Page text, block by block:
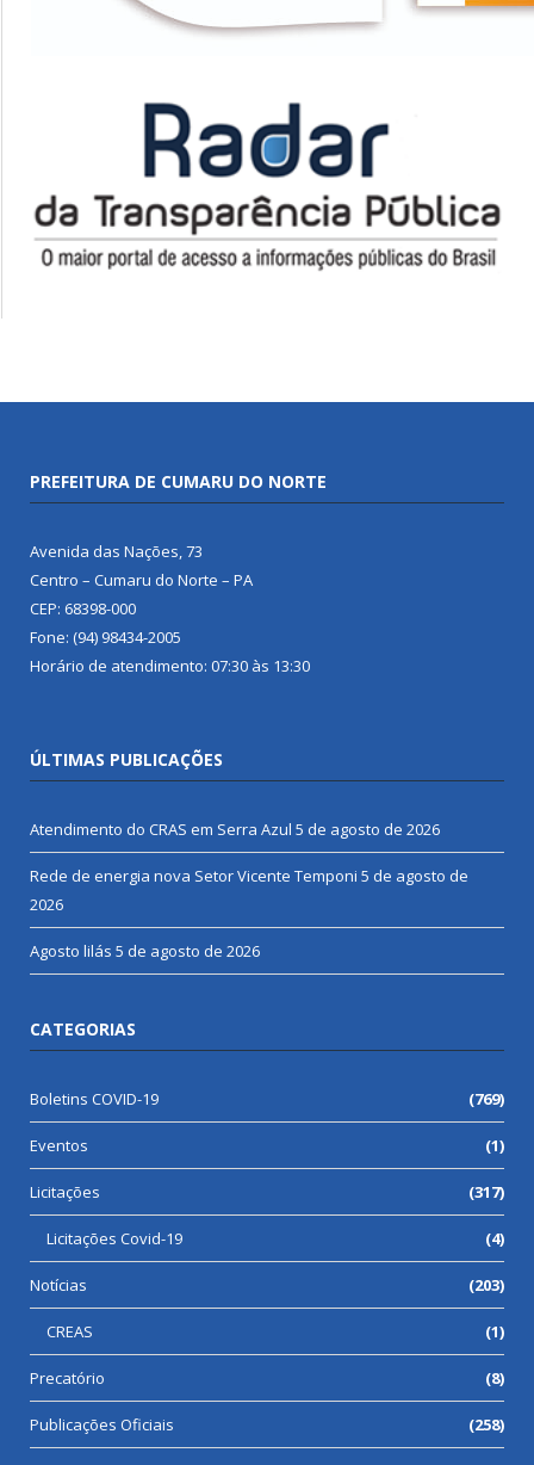
PREFEITURA DE CUMARU DO NORTE
Avenida das Nações, 73
Centro – Cumaru do Norte – PA
CEP: 68398-000
Fone: (94) 98434-2005
Horário de atendimento: 07:30 às 13:30
ÚLTIMAS PUBLICAÇÕES
Atendimento do CRAS em Serra Azul 5 de agosto de 2026
Rede de energia nova Setor Vicente Temponi 5 de agosto de
2026
Agosto lilás 5 de agosto de 2026
CATEGORIAS
Boletins COVID-19 (769)
Eventos (1)
Licitações (317)
Licitações Covid-19 (4)
Notícias (203)
CREAS (1)
Precatório (8)
Publicações Oficiais (258)